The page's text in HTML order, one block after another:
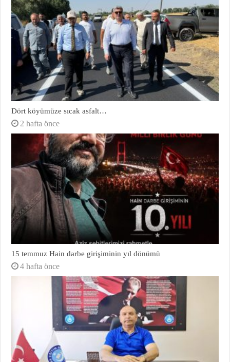
Dört köyümüze sıcak asfalt…
2 hafta önce
15 temmuz Hain darbe girişiminin yıl dönümü
4 hafta önce